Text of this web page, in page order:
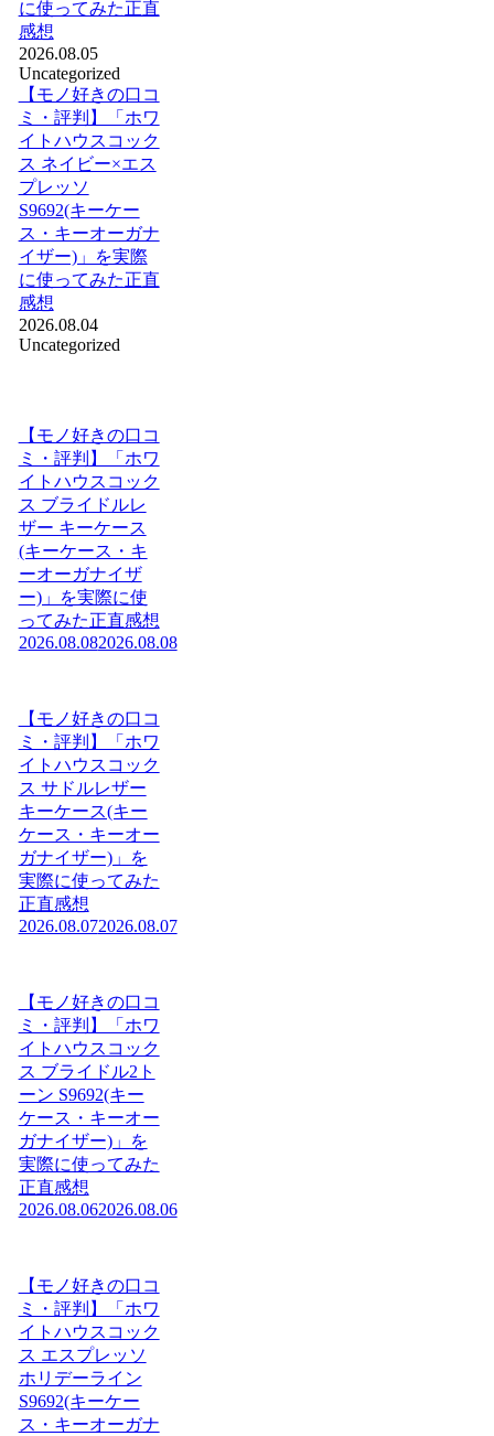
に使ってみた正直
感想
2026.08.05
Uncategorized
【モノ好きの口コ
ミ・評判】「ホワ
イトハウスコック
ス ネイビー×エス
プレッソ
S9692(キーケー
ス・キーオーガナ
イザー)」を実際
に使ってみた正直
感想
2026.08.04
Uncategorized
【モノ好きの口コ
ミ・評判】「ホワ
イトハウスコック
ス ブライドルレ
ザー キーケース
(キーケース・キ
ーオーガナイザ
ー)」を実際に使
ってみた正直感想
2026.08.082026.08.08
【モノ好きの口コ
ミ・評判】「ホワ
イトハウスコック
ス サドルレザー
キーケース(キー
ケース・キーオー
ガナイザー)」を
実際に使ってみた
正直感想
2026.08.072026.08.07
【モノ好きの口コ
ミ・評判】「ホワ
イトハウスコック
ス ブライドル2ト
ーン S9692(キー
ケース・キーオー
ガナイザー)」を
実際に使ってみた
正直感想
2026.08.062026.08.06
【モノ好きの口コ
ミ・評判】「ホワ
イトハウスコック
ス エスプレッソ
ホリデーライン
S9692(キーケー
ス・キーオーガナ